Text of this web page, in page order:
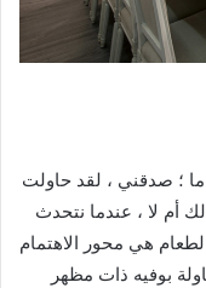
؛ صدقني ، لقد حاولت
أم لا ، عندما نتحدث
هي محور الاهتمام
بوفيه ذات مظهر